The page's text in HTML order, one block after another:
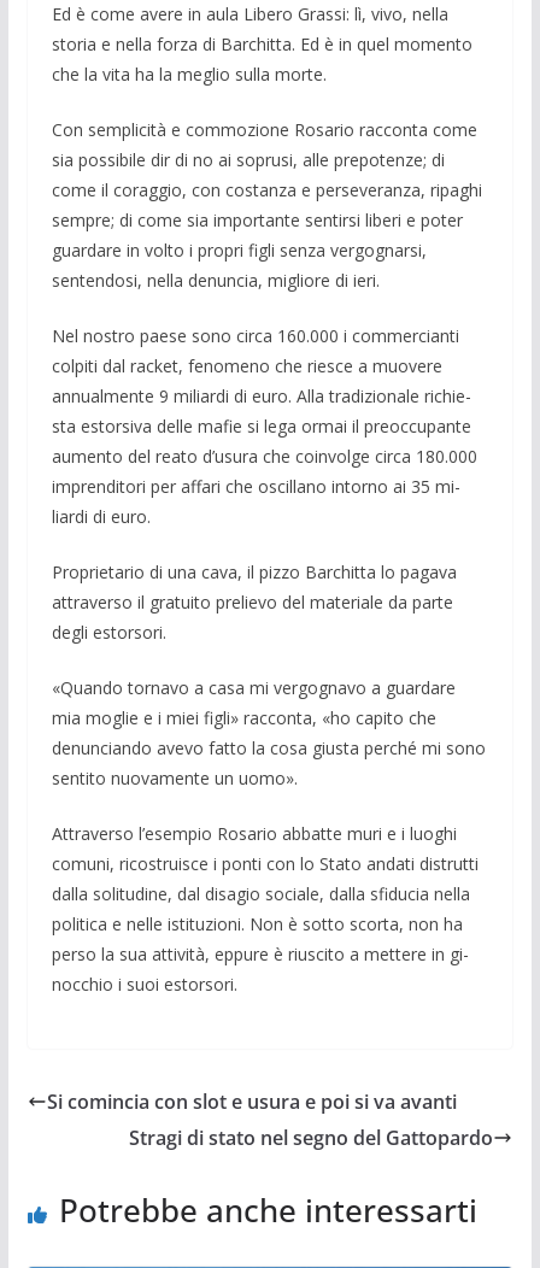
Ed è come avere in aula Libero Gras­si: lì, vivo, nella
storia e nel­la forza di Barchitta. Ed è in quel mo­mento
che la vita ha la meglio sulla mor­te.
Con semplicità e commozione Rosario racconta come
sia possibile dir di no ai soprusi, alle prepotenze; di
come il co­raggio, con costanza e perseveranza, ri­paghi
sempre; di come sia importante sentirsi liberi e poter
guardare in volto i propri figli senza vergognarsi,
sentendo­si, nella denuncia, migliore di ieri.
Nel nostro paese sono circa 160.000 i commercianti
colpiti dal racket, fenome­no che riesce a muovere
annualmente 9 miliardi di euro. Alla tradizionale richie­
sta estorsiva delle mafie si lega ormai il preoccupante
aumento del reato d’usura che coinvolge circa 180.000
imprenditori per affari che oscillano intorno ai 35 mi­
liardi di euro.
Proprietario di una cava, il pizzo Bar­chitta lo pagava
attraverso il gratuito pre­lievo del materiale da parte
degli estorso­ri.
«Quando tornavo a casa mi vergogna­vo a guardare
mia moglie e i miei figli» racconta, «ho capito che
denunciando avevo fatto la cosa giusta perché mi sono
sentito nuovamente un uomo».
Attraverso l’esempio Rosario abbatte muri e i luoghi
comuni, ricostruisce i ponti con lo Stato andati distrutti
dalla solitudine, dal disagio sociale, dalla sfi­ducia nella
politica e nelle istituzioni. Non è sotto scorta, non ha
perso la sua attività, eppure è riuscito a mettere in gi­
nocchio i suoi estorsori.
Si comincia con slot e usura e poi si va avanti
Stragi di stato nel segno del Gattopardo
Potrebbe anche interessarti